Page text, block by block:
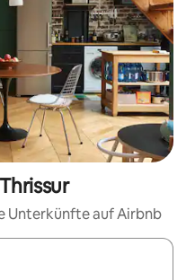
Unterkünfte auf Airbnb
navigiere mit den